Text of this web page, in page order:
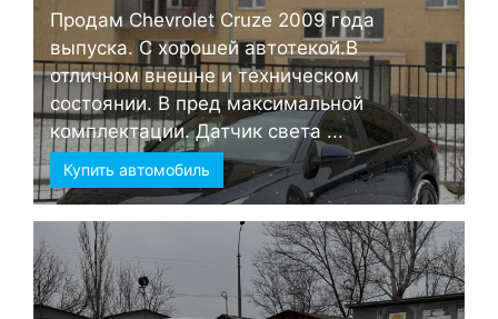
Продам Chevrolet Cruze 2009 года
выпуска. С хорошей автотекой.В
отличном внешне и техническом
состоянии. В пред максимальной
комплектации. Датчик света ...
Купить автомобиль